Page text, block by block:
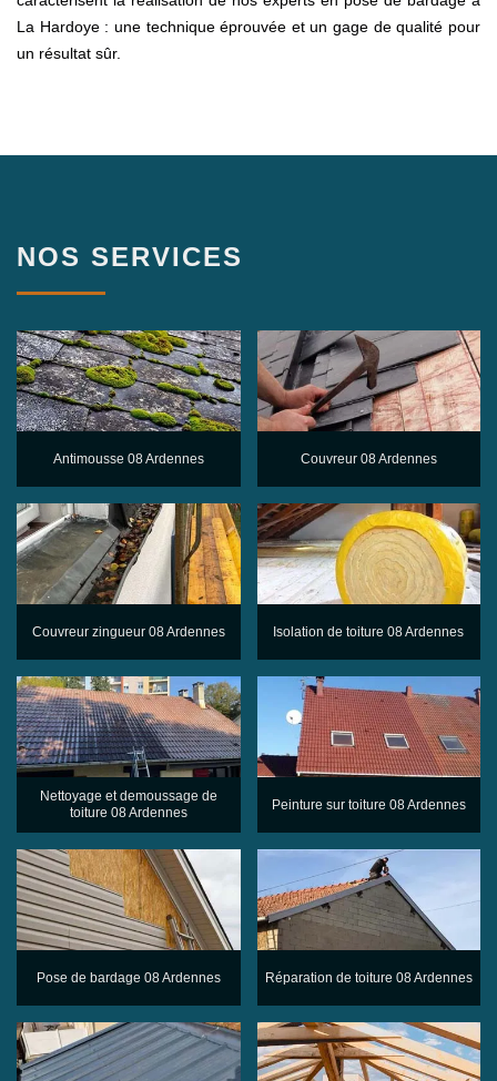
La Hardoye : une technique éprouvée et un gage de qualité pour
un résultat sûr.
NOS SERVICES
Antimousse 08 Ardennes Couvreur 08 Ardennes
Couvreur zingueur 08 Ardennes Isolation de toiture 08 Ardennes
Nettoyage et demoussage de
toiture 08 Ardennes
Peinture sur toiture 08 Ardennes
Pose de bardage 08 Ardennes Réparation de toiture 08 Ardennes